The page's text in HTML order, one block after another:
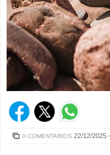
0 COMENTARIOS 22/12/2025